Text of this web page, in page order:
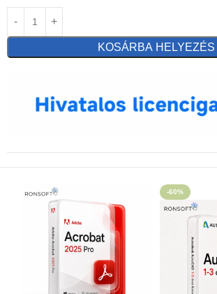
KOSÁRBA HELYEZÉS
-60%